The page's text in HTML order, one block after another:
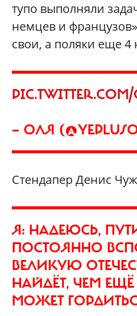
тупо выполняли
немцев и
свои, а поляки еще 4
— ОЛЯ
Стендапер Денис
Я: НАДЕЮСЬ,
ПОСТОЯННО
ВЕЛИКУЮ
НАЙДЁТ, ЧЕМ
МОЖЕТ